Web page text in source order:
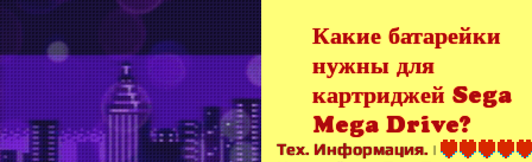
Какие батарейки
нужны для
картриджей Sega
Mega Drive?
Тех. Информация. |